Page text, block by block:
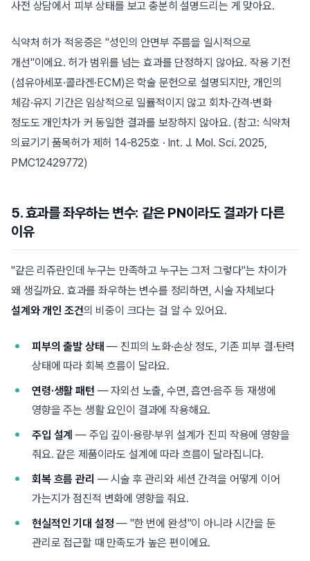
사전 상담에서 피부 상태를 보고 충분히 설명드리는 게 맞아요.
식약처 허가 적응증은 "성인의 안면부 주름을 일시적으로
개선"이에요. 허가 범위를 넘는 효과를 단정하지 않아요. 작용 기전
(섬유아세포·콜라겐·ECM)은 학술 문헌으로 설명되지만, 개인의
체감·유지 기간은 임상적으로 일률적이지 않고 회차·간격·변화
정도도 개인차가 커 동일한 결과를 보장하지 않아요. (참고: 식약처
의료기기 품목허가 제허 14-825호 · Int. J. Mol. Sci. 2025,
PMC12429772)
5. 효과를 좌우하는 변수: 같은 PN이라도 결과가 다른
이유
"같은 리쥬란인데 누구는 만족하고 누구는 그저 그렇다"는 차이가
왜 생길까요. 효과를 좌우하는 변수를 정리하면, 시술 자체보다
설계와 개인 조건의 비중이 크다는 걸 알 수 있어요.
피부의 출발 상태 — 진피의 노화·손상 정도, 기존 피부 결·탄력
상태에 따라 회복 흐름이 달라요.
연령·생활 패턴 — 자외선 노출, 수면, 흡연·음주 등 재생에
영향을 주는 생활 요인이 결과에 작용해요.
주입 설계 — 주입 깊이·용량·부위 설계가 진피 작용에 영향을
줘요. 같은 제품이라도 설계에 따라 흐름이 달라집니다.
회복 흐름 관리 — 시술 후 관리와 세션 간격을 어떻게 이어
가는지가 점진적 변화에 영향을 줘요.
현실적인 기대 설정 — "한 번에 완성"이 아니라 시간을 둔
관리로 접근할 때 만족도가 높은 편이에요.